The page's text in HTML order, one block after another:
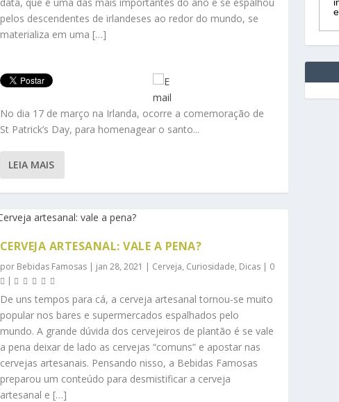
pelos descendentes de irlandeses ao redor do mundo, se
materializa em uma […]
No dia 17 de março na Irlanda, ocorre a comemoração de
St Patrick’s Day, para homenagear o santo...
LEIA MAIS
CERVEJA ARTESANAL: VALE A PENA?
por Bebidas Famosas| jan 28, 2021 | Cerveja, Curiosidade, Dicas| 0
|
De uns tempos para cá, a cerveja artesanal tornou-se muito
popular nos bares e supermercados espalhados pelo
mundo. A grande dúvida dos cervejeiros de plantão é se vale
a pena deixar de lado as cervejas “comuns” e apostar nas
cervejas artesanais. Pensando nisso, a Bebidas Famosas
preparou um conteúdo para desmistificar a cerveja
artesanal e […]